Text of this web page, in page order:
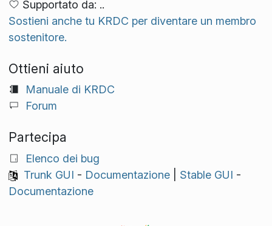
Supportato da: ..
Sostieni anche tu KRDC per diventare un membro
sostenitore.
Ottieni aiuto
Manuale di KRDC
Forum
Partecipa
Elenco dei bug
Trunk GUI - Documentazione| Stable GUI -
Documentazione